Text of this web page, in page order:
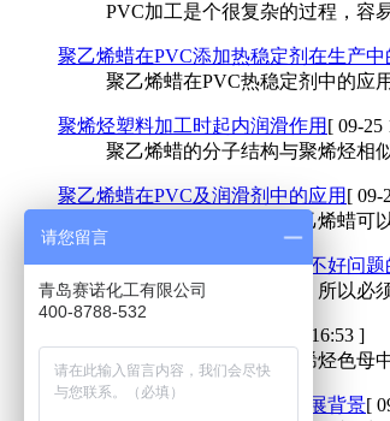
PVC加工是个很复杂的过程，容
聚乙烯蜡在PVC添加热稳定剂在生产中
聚乙烯蜡在PVC热稳定剂中的应
聚烯烃塑料加工时起内润滑作用 [ 09-25
聚乙烯蜡的分子结构与聚烯烃相
聚乙烯蜡在PVC及润滑剂中的应用 [ 09-
在塑料加丁过程中，聚乙烯蜡
聚乙烯蜡—解决PVC热稳定性不好问题
由于PVC热稳定性不好，所以必
[ 09-19 16:53 ]
聚乙烯蜡主要应用在聚烯烃色母
聚乙烯蜡的种类和应用研究发展背景[
请您留言
青岛赛诺化工有限公司
400-8788-532